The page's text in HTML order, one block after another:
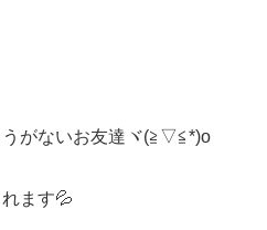
うがないお友達ヾ(≧▽≦*)o
ます💦